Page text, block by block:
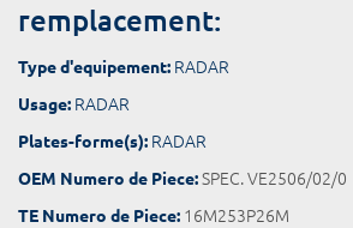
remplacement:
Type d'equipement: RADAR
Usage: RADAR
Plates-forme(s): RADAR
OEM Numero de Piece:SPEC. VE2506/02/0
TE Numero de Piece: 16M253P26M